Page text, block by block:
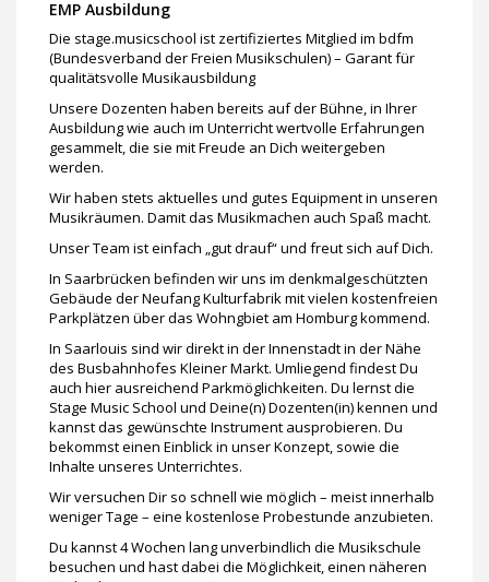
EMP Ausbildung
Die stage.musicschool ist zertifiziertes Mitglied im bdfm
(Bundesverband der Freien Musikschulen) – Garant für
qualitätsvolle Musikausbildung
Unsere Dozenten haben bereits auf der Bühne, in Ihrer
Ausbildung wie auch im Unterricht wertvolle Erfahrungen
gesammelt, die sie mit Freude an Dich weitergeben
werden.
Wir haben stets aktuelles und gutes Equipment in unseren
Musikräumen. Damit das Musikmachen auch Spaß macht.
Unser Team ist einfach „gut drauf“ und freut sich auf Dich.
In Saarbrücken befinden wir uns im denkmalgeschützten
Gebäude der Neufang Kulturfabrik mit vielen kostenfreien
Parkplätzen über das Wohngbiet am Homburg kommend.
In Saarlouis sind wir direkt in der Innenstadt in der Nähe
des Busbahnhofes Kleiner Markt. Umliegend findest Du
auch hier ausreichend Parkmöglichkeiten. Du lernst die
Stage Music School und Deine(n) Dozenten(in) kennen und
kannst das gewünschte Instrument ausprobieren. Du
bekommst einen Einblick in unser Konzept, sowie die
Inhalte unseres Unterrichtes.
Wir versuchen Dir so schnell wie möglich – meist innerhalb
weniger Tage – eine kostenlose Probestunde anzubieten.
Du kannst 4 Wochen lang unverbindlich die Musikschule
besuchen und hast dabei die Möglichkeit, einen näheren